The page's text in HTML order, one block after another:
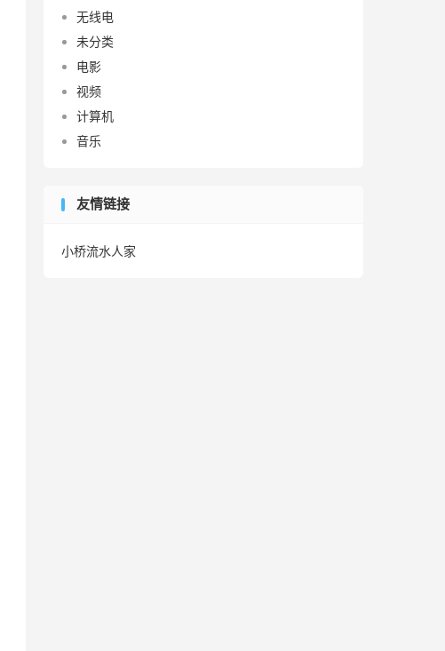
无线电
未分类
电影
视频
计算机
音乐
友情链接
小桥流水人家